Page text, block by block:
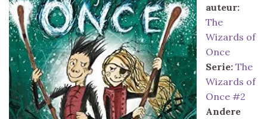
auteur:
The
Wizards of
Once
Serie: The
Wizards of
Once #2
Andere